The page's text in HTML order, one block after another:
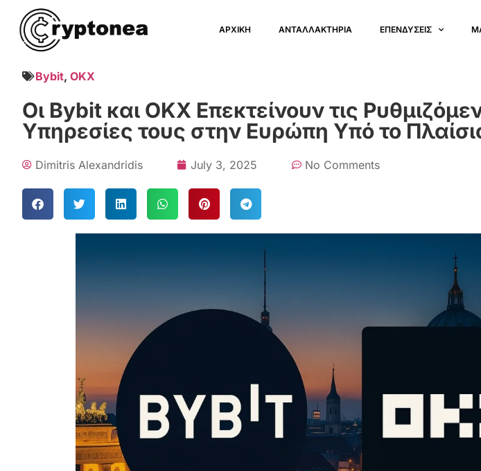
ΑΡΧΙΚΗ ΑΝΤΑΛΛΑΚΤΗΡΙΑ ΕΠΕΝΔΥΣΕΙΣ
Bybit, OKX
Οι Bybit και OKX Επεκτείνουν τις
Υπηρεσίες τους στην Ευρώπη Υπό το
Dimitris Alexandridis July 3, 2025 No Comments